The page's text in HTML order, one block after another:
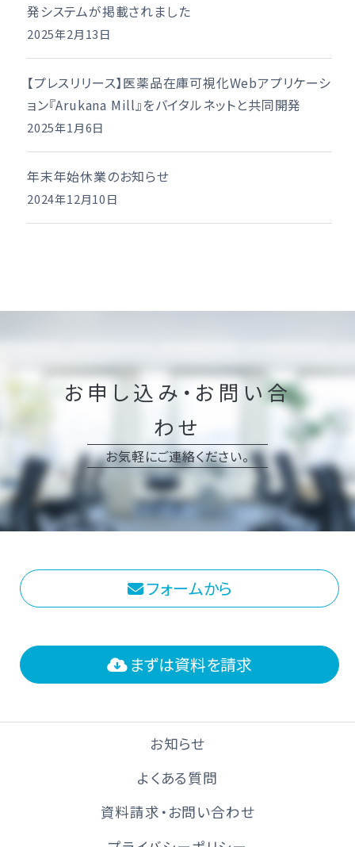
発システムが掲載されました
2025年2月13日
【プレスリリース】医薬品在庫可視化Webアプリケーシ
ョン『Arukana Mill』をバイタルネットと共同開発
2025年1月6日
年末年始休業のお知らせ
2024年12月10日
お申し込み・お問い合
わせ
お気軽にご連絡ください。
フォームから
まずは資料を請求
お知らせ
よくある質問
資料請求・お問い合わせ